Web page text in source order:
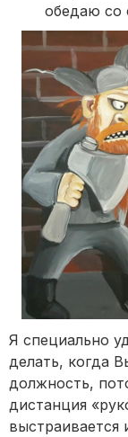
обедаю со
Я специально
делать, когда
должность,
дистанция